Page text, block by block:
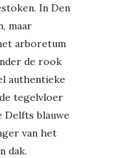
In Den
maar
arboretum
de rook
authentieke
tegelvloer
Delfts blauwe
van het
dak.